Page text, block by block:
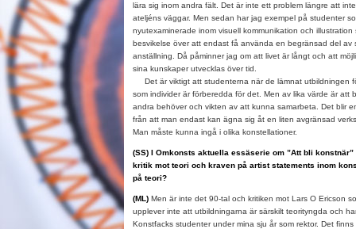
lära sig inom andra fält. Det är inte ett problem längre att
ateljéns väggar. Men sedan har jag exempel på studenter
nyutexaminerade inom visuell kommunikation och illustration
besvikelse över att endast få använda en begränsad del av
anställning. Då påminner jag om att livet är långt och att
sina kunskaper utvecklas över tid.
Det är viktigt att studenterna när de lämnat utbildningen
som individer är förberedda för det. Men av lika värde är att
andra behöver och vikten av att kunna samarbeta. Det blir
från att man endast kan ägna sig åt en liten avgränsad
Man måste kunna ingå i olika konstellationer.
(SS) I Omkonsts aktuella essäserie om ”Att bli
kritik mot teori och kraven på artist statements inom
på teori?
(ML) Men är inte det 90-tal och kritiken mot Lars O Ericson
upplever inte att utbildningarna är särskilt teorityngda och
Konstfacks studenter under mina sju år som rektor. Det